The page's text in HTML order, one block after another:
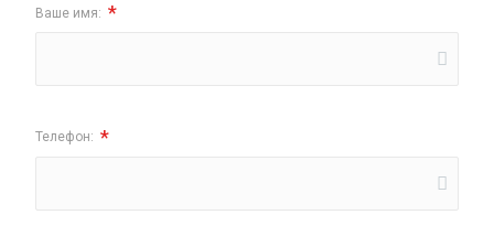
Ваше имя: *
Телефон: *